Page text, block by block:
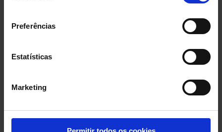
Preferências
Estatísticas
Marketing
Política de cookies
RESPONSABILIDADE
presente Website, o farão em